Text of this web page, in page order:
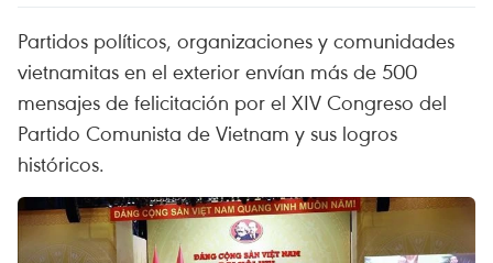
Partidos políticos, organizaciones y comunidades
vietnamitas en el exterior envían más de 500
mensajes de felicitación por el XIV Congreso del
Partido Comunista de Vietnam y sus logros
históricos.